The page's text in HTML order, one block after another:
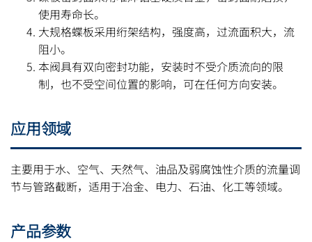
使用寿命长。
大规格蝶板采用绗架结构，强度高，过流面积大，流
阻小。
本阀具有双向密封功能，安装时不受介质流向的限
制，也不受空间位置的影响，可在任何方向安装。
应用领域
主要用于水、空气、天然气、油品及弱腐蚀性介质的流量调
节与管路截断，适用于冶金、电力、石油、化工等领域。
产品参数